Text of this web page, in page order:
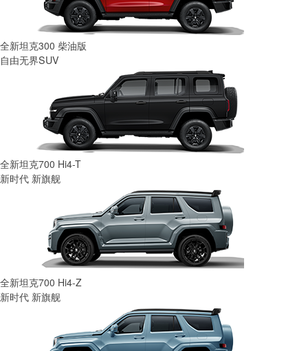
全新坦克300 柴油版
自由无界SUV
全新坦克700 Hi4-T
新时代 新旗舰
全新坦克700 Hi4-Z
新时代 新旗舰